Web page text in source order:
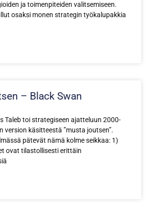
ja toimenpiteiden valitsemiseen.
osaksi monen strategin työkalupakkia
– Black Swan
Taleb toi strategiseen ajatteluun 2000-
version käsitteestä ”musta joutsen”.
pätevät nämä kolme seikkaa: 1)
ovat tilastollisesti erittäin